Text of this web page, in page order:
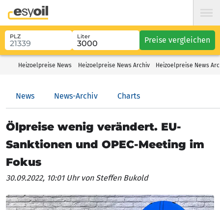
PLZ Liter Preise vergleichen
Heizoelpreise News Heizoelpreise News Archiv Heizoelpreise News
News News-Archiv Charts
Ölpreise wenig verändert. EU-
Sanktionen und OPEC-Meeting im
Fokus
30.09.2022, 10:01 Uhrvon Steffen Bukold